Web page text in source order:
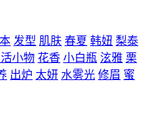
发型 肌肤 春夏 韩妞 梨泰
小物 花香 小白瓶 泫雅 栗
出炉 太妍 水雾光 修眉 蜜